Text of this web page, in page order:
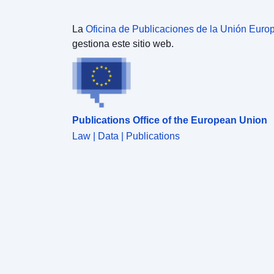
La Oficina de Publicaciones de la Unión
gestiona este sitio web.
Publications Office of the European Union
Law | Data | Publications